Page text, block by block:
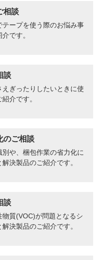
相談
ープを使う際のお悩み事
です。
談
ぎったりしたいときに使
介です。
のご相談
や、梱包作業の省力化に
決製品のご紹介です。
談
質(VOC)が問題となるシ
決製品のご紹介です。